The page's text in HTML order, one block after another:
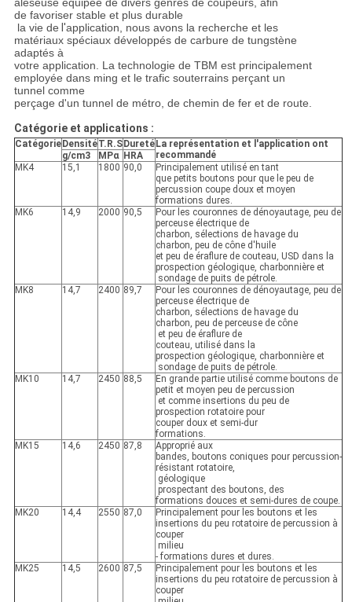
aléseuse équipée de divers genres de coupeurs, afin
de favoriser stable et plus durable
la vie de l'application, nous avons la recherche et les
matériaux spéciaux développés de carbure de tungstène
adaptés à
votre application. La technologie de TBM est principalement
employée dans ming et le trafic souterrains perçant un
tunnel comme
perçage d'un tunnel de métro, de chemin de fer et de route.
Catégorie et applications :
Catégorie DensitéT.R.S Dureté La représentation et l'application ont
recommandé
g/cm3 MPα HRA
MK4
15,1 1800 90,0
Principalement utilisé en tant
que petits boutons pour que le peu de
percussion coupe doux et moyen
formations dures.
MK6
14,9 2000 90,5
Pour les couronnes de dénoyautage, peu de
perceuse électrique de
charbon, sélections de havage du
charbon, peu de cône d'huile
et peu de éraflure de couteau, USD dans la
prospection géologique, charbonnière et
sondage de puits de pétrole.
MK8
14,7 2400 89,7
Pour les couronnes de dénoyautage, peu de
perceuse électrique de
charbon, sélections de havage du
charbon, peu de perceuse de cône
et peu de éraflure de
couteau, utilisé dans la
prospection géologique, charbonnière et
sondage de puits de pétrole.
MK10
14,7 2450 88,5
En grande partie utilisé comme boutons de
petit et moyen peu de percussion
et comme insertions du peu de
prospection rotatoire pour
couper doux et semi-dur
formations.
MK15
14,6 2450 87,8
Approprié aux
bandes, boutons coniques pour percussion-
résistant rotatoire,
géologique
prospectant des boutons, des
formations douces et semi-dures de coupe.
MK20
14,4 2550 87,0
Principalement pour les boutons et les
insertions du peu rotatoire de percussion à
couper
milieu
- formations dures et dures.
MK25
14,5 2600 87,5
Principalement pour les boutons et les
insertions du peu rotatoire de percussion à
couper